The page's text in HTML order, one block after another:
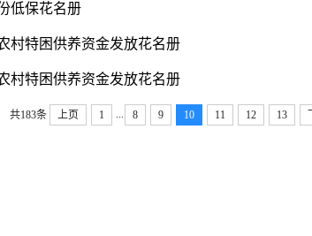
低保花名册
村特困供养资金发放花名册
村特困供养资金发放花名册
共183条 上页 1 8 9 10 11 12 13